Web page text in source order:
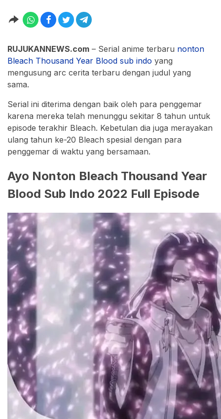
RUJUKANNEWS.com – Serial anime terbaru nonton
Bleach Thousand Year Blood sub indo yang
mengusung arc cerita terbaru dengan judul yang
sama.
Serial ini diterima dengan baik oleh para penggemar
karena mereka telah menunggu sekitar 8 tahun untuk
episode terakhir Bleach. Kebetulan dia juga merayakan
ulang tahun ke-20 Bleach spesial dengan para
penggemar di waktu yang bersamaan.
Ayo Nonton Bleach Thousand Year
Blood Sub Indo 2022 Full Episode